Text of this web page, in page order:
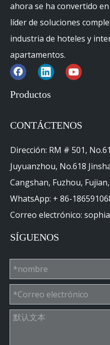
ahora se ha convertido
líder de soluciones
industria de hoteles y
apartamentos.
Productos
CONTÁCTENOS
Dirección: RM # 501,
Juyuanzhou, No.618
Cangshan, Fuzhou,
WhatsApp: + 86-
Correo electrónico:
SÍGUENOS